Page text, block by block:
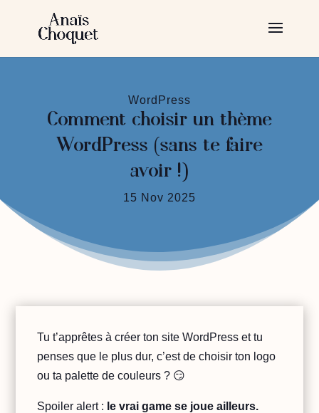
WordPress
Comment choisir un thème
WordPress (sans te faire
avoir !)
15 Nov 2025
Tu t’apprêtes à créer ton site WordPress et tu
penses que le plus dur, c’est de choisir ton logo
ou ta palette de couleurs ? 😏
Spoiler alert : le vrai game se joue ailleurs.